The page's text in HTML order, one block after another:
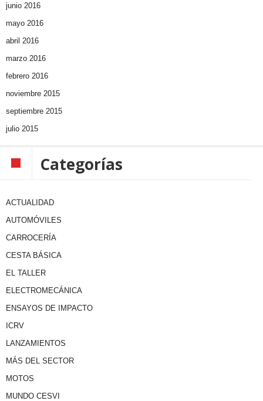
junio 2016
mayo 2016
abril 2016
marzo 2016
febrero 2016
noviembre 2015
septiembre 2015
julio 2015
Categorías
ACTUALIDAD
AUTOMÓVILES
CARROCERÍA
CESTA BÁSICA
EL TALLER
ELECTROMECÁNICA
ENSAYOS DE IMPACTO
ICRV
LANZAMIENTOS
MÁS DEL SECTOR
MOTOS
MUNDO CESVI